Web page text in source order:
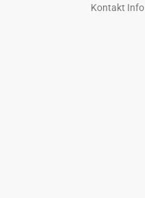
Kontakt Info